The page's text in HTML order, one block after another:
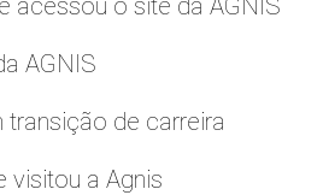
acessou o site da AGNIS
AGNIS
transição de carreira
visitou a Agnis